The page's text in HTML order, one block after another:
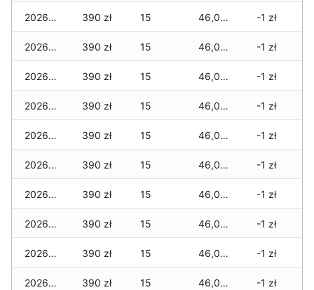
2026-07-31 390 zł 15 46,010 zł -1 zł
2026-07-29 390 zł 15 46,005 zł -1 zł
2026-07-28 390 zł 15 46,005 zł -1 zł
2026-07-27 390 zł 15 46,005 zł -1 zł
2026-07-26 390 zł 15 46,005 zł -1 zł
2026-07-24 390 zł 15 46,005 zł -1 zł
2026-07-23 390 zł 15 46,005 zł -1 zł
2026-07-22 390 zł 15 46,005 zł -1 zł
2026-07-21 390 zł 15 46,005 zł -1 zł
2026-07-20 390 zł 15 46,005 zł -1 zł